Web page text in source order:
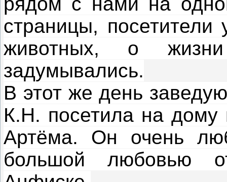
страницы, посетители
животных, о
задумывались.
В этот же день
К.Н. посетила на дому
Артёма. Он очень
большой любовью